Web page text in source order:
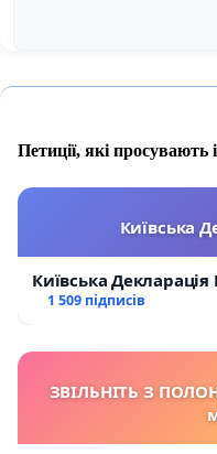
Петиції, які просувають
Київська
Київська Декларація
1 509 підписів
ЗВІЛЬНІТЬ З